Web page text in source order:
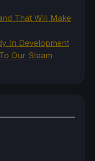
That Will Make
In Development
Our Steam